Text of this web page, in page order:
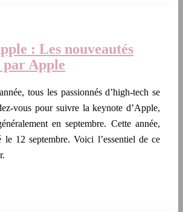
: Les nouveautés
par Apple
tous les passionnés d’high-tech se
vous pour suivre la keynote d’Apple,
en septembre. Cette année,
le 12 septembre. Voici l’essentiel de ce